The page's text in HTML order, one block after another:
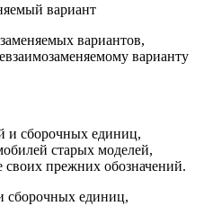
вариант
вариантов,
варианту
и сборочных единиц,
старых моделей,
своих прежних обозначений.
сборочных единиц,